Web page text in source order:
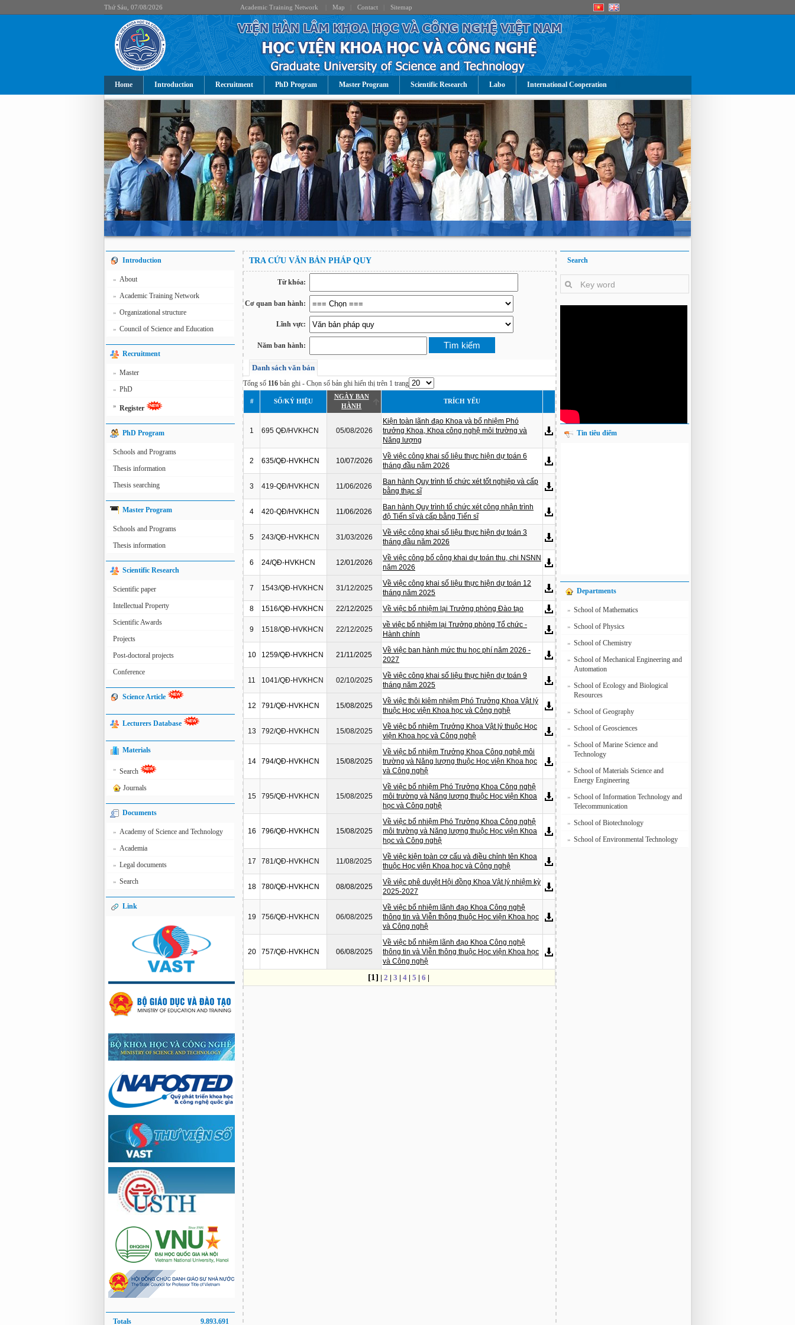
Thứ Sáu, 07/08/2026 Academic Training Network Map Contact| Sitemap
Home Introduction Recruitment PhD Program Master Program Scientific Research Labo International Cooperation
.
Introduction
» About
» Academic Training Network
» Organizational structure
» Council of Science and Education
Recruitment
» Master
» PhD
» Register
PhD Program
Schools and Programs
Thesis information
Thesis searching
Master Program
Schools and Programs
Thesis information
Scientific Research
Scientific paper
Intellectual Property
Scientific Awards
Projects
Post-doctoral projects
Conference
Science Article
Lecturers Database
Materials
» Search
Journals
Documents
» Academy of Science and Technology
» Academia
» Legal documents
» Search
Link
Totals 9.893.691
TRA CỨU VĂN BẢN PHÁP QUY
Từ khóa:
Cơ quan ban hành:
Lĩnh vực:
Năm ban hành:
Danh sách văn bản
Tổng số 116 bản ghi - Chọn số bản ghi hiển thị trên 1 trang
# SỐ/KÝ HIỆU
NGÀY BAN
HÀNH
TRÍCH YẾU
1 695 QĐ/HVKHCN 05/08/2026
Kiện toàn lãnh đạo Khoa và bổ nhiệm Phó
trưởng Khoa, Khoa công nghệ môi trường và
Năng lượng
2 635/QĐ-HVKHCN 10/07/2026
Về việc công khai số liệu thực hiện dự toán 6
tháng đầu năm 2026
3 419-QĐ/HVKHCN 11/06/2026
Ban hành Quy trình tổ chức xét tốt nghiệp và cấp
bằng thạc sĩ
4 420-QĐ/HVKHCN 11/06/2026
Ban hành Quy trình tổ chức xét công nhận trình
độ Tiến sĩ và cấp bằng Tiến sĩ
5 243/QĐ-HVKHCN 31/03/2026
Về việc công khai số liệu thực hiện dự toán 3
tháng đầu năm 2026
6 24/QĐ-HVKHCN 12/01/2026
Về việc công bố công khai dự toán thu, chi NSNN
năm 2026
7 1543/QĐ-HVKHCN 31/12/2025
Về việc công khai số liệu thực hiện dự toán 12
tháng năm 2025
8 1516/QĐ-HVKHCN 22/12/2025 Về việc bổ nhiệm lại Trưởng phòng Đào tạo
9 1518/QĐ-HVKHCN 22/12/2025
về việc bổ nhiệm lại Trưởng phòng Tổ chức -
Hành chính
10 1259/QĐ-HVKHCN 21/11/2025
Về việc ban hành mức thu học phí năm 2026 -
2027
11 1041/QĐ-HVKHCN 02/10/2025
Về việc công khai số liệu thực hiện dự toán 9
tháng năm 2025
12 791/QĐ-HVKHCN 15/08/2025
Về việc thôi kiêm nhiệm Phó Trưởng Khoa Vật lý
thuộc Học viện Khoa học và Công nghệ
13 792/QĐ-HVKHCN 15/08/2025
Về việc bổ nhiệm Trưởng Khoa Vật lý thuộc Học
viện Khoa học và Công nghệ
14 794/QĐ-HVKHCN 15/08/2025
Về việc bổ nhiệm Trưởng Khoa Công nghệ môi
trường và Năng lượng thuộc Học viện Khoa học
và Công nghệ
15 795/QĐ-HVKHCN 15/08/2025
Về việc bổ nhiệm Phó Trưởng Khoa Công nghệ
môi trường và Năng lượng thuộc Học viện Khoa
học và Công nghệ
16 796/QĐ-HVKHCN 15/08/2025
Về việc bổ nhiệm Phó Trưởng Khoa Công nghệ
môi trường và Năng lượng thuộc Học viện Khoa
học và Công nghệ
17 781/QĐ-HVKHCN 11/08/2025
Về việc kiện toàn cơ cấu và điều chỉnh tên Khoa
thuộc Học viện Khoa học và Công nghệ
18 780/QĐ-HVKHCN 08/08/2025
Về việc phê duyệt Hội đồng Khoa Vật lý nhiệm kỳ
2025-2027
19 756/QĐ-HVKHCN 06/08/2025
Về việc bổ nhiệm lãnh đạo Khoa Công nghệ
thông tin và Viễn thông thuộc Học viện Khoa học
và Công nghệ
20 757/QĐ-HVKHCN 06/08/2025
Về việc bổ nhiệm lãnh đạo Khoa Công nghệ
thông tin và Viễn thông thuộc Học viện Khoa học
và Công nghệ
[1] | 2 | 3 | 4| 5 | 6 |
Search
Tin tiêu điểm
Departments
» School of Mathematics
» School of Physics
» School of Chemistry
» School of Mechanical Engineering and
Automation
» School of Ecology and Biological
Resources
» School of Geography
» School of Geosciences
» School of Marine Science and
Technology
» School of Materials Science and
Energy Engineering
» School of Information Technology and
Telecommunication
» School of Biotechnology
» School of Environmental Technology